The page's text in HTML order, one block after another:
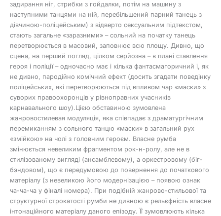
задирання ніг, стрибки з гойдалки, потім на машину з
наступними танцями на ній, перебільшений парний танець з
дівчиною-поліцейським) з відверто сексуальним підтекстом,
стають загальне «заразними» – сольний на початку танець
перетворюється в масовий, заповнює всю площу. Дивно, що
сцена, на перший погляд, цілком серйозна – в плані ставлення
героя і поліції – одночасно має і кілька фантасмагоричний і, як
не дивно, пародійно комічний ефект (досить згадати поведінку
поліцейських, які перетворюються під впливом чар «маски» з
суворих правоохоронців у рівноправних учасників
карнавального шоу).Цією обставиною зумовлена
жанровостилевая модуляція, яка співпадає з драматургічним
перемиканням з сольного танцю «маски» в загальний рух
«змійкою» на чолі з головним героєм. Власне румба
змінюється невеликим фрагментом рок-н-ролу, але не в
стилізованому вигляді (ансамблевому), а оркестровому (біг-
бэндовом), що є передумовою до повернення до початкового
матеріалу (з невеликою його модернізацією – появою ознак
ча-ча-ча у фіналі номера). При подібній жанрово-стильової та
структурної строкатості румби не дивною є рельєфність власне
інтонаційного матеріалу даного епізоду. Її зумовлюють кілька